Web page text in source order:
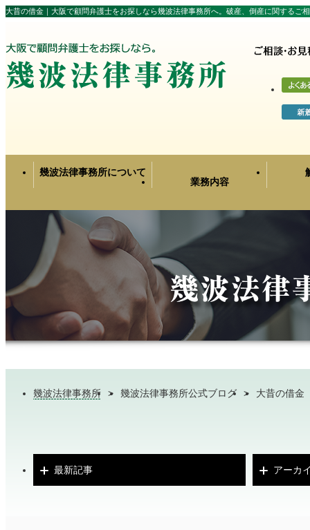
大昔の借金｜大阪で顧問弁護士をお探しなら幾波法律事務所へ。破産、倒産に関するご
幾波法律事務所について
業務内容
幾波法律事務所 > 幾波法律事務所公式ブログ > 大昔の借金
最新記事 アーカ